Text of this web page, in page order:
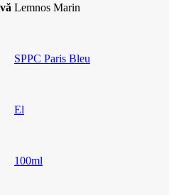
Lemnos Marin
SPPC Paris Bleu
El
100ml